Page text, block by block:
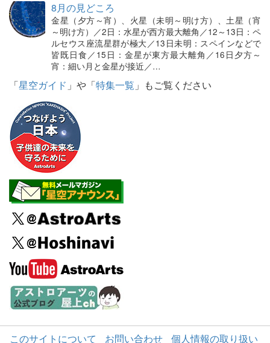
8月の見どころ
金星（夕方～宵）、火星（未明～明け方）、土星（宵
～明け方）／2日：水星が西方最大離角／12～13日：ペ
ルセウス座流星群が極大／13日未明：スペインなどで
皆既日食／15日：金星が東方最大離角／16日夕方～
宵：細い月と金星が接近／…
「星空ガイド 」や「特集一覧 」もご覧ください
このサイトについて お問い合わせ 個人情報の取り扱い